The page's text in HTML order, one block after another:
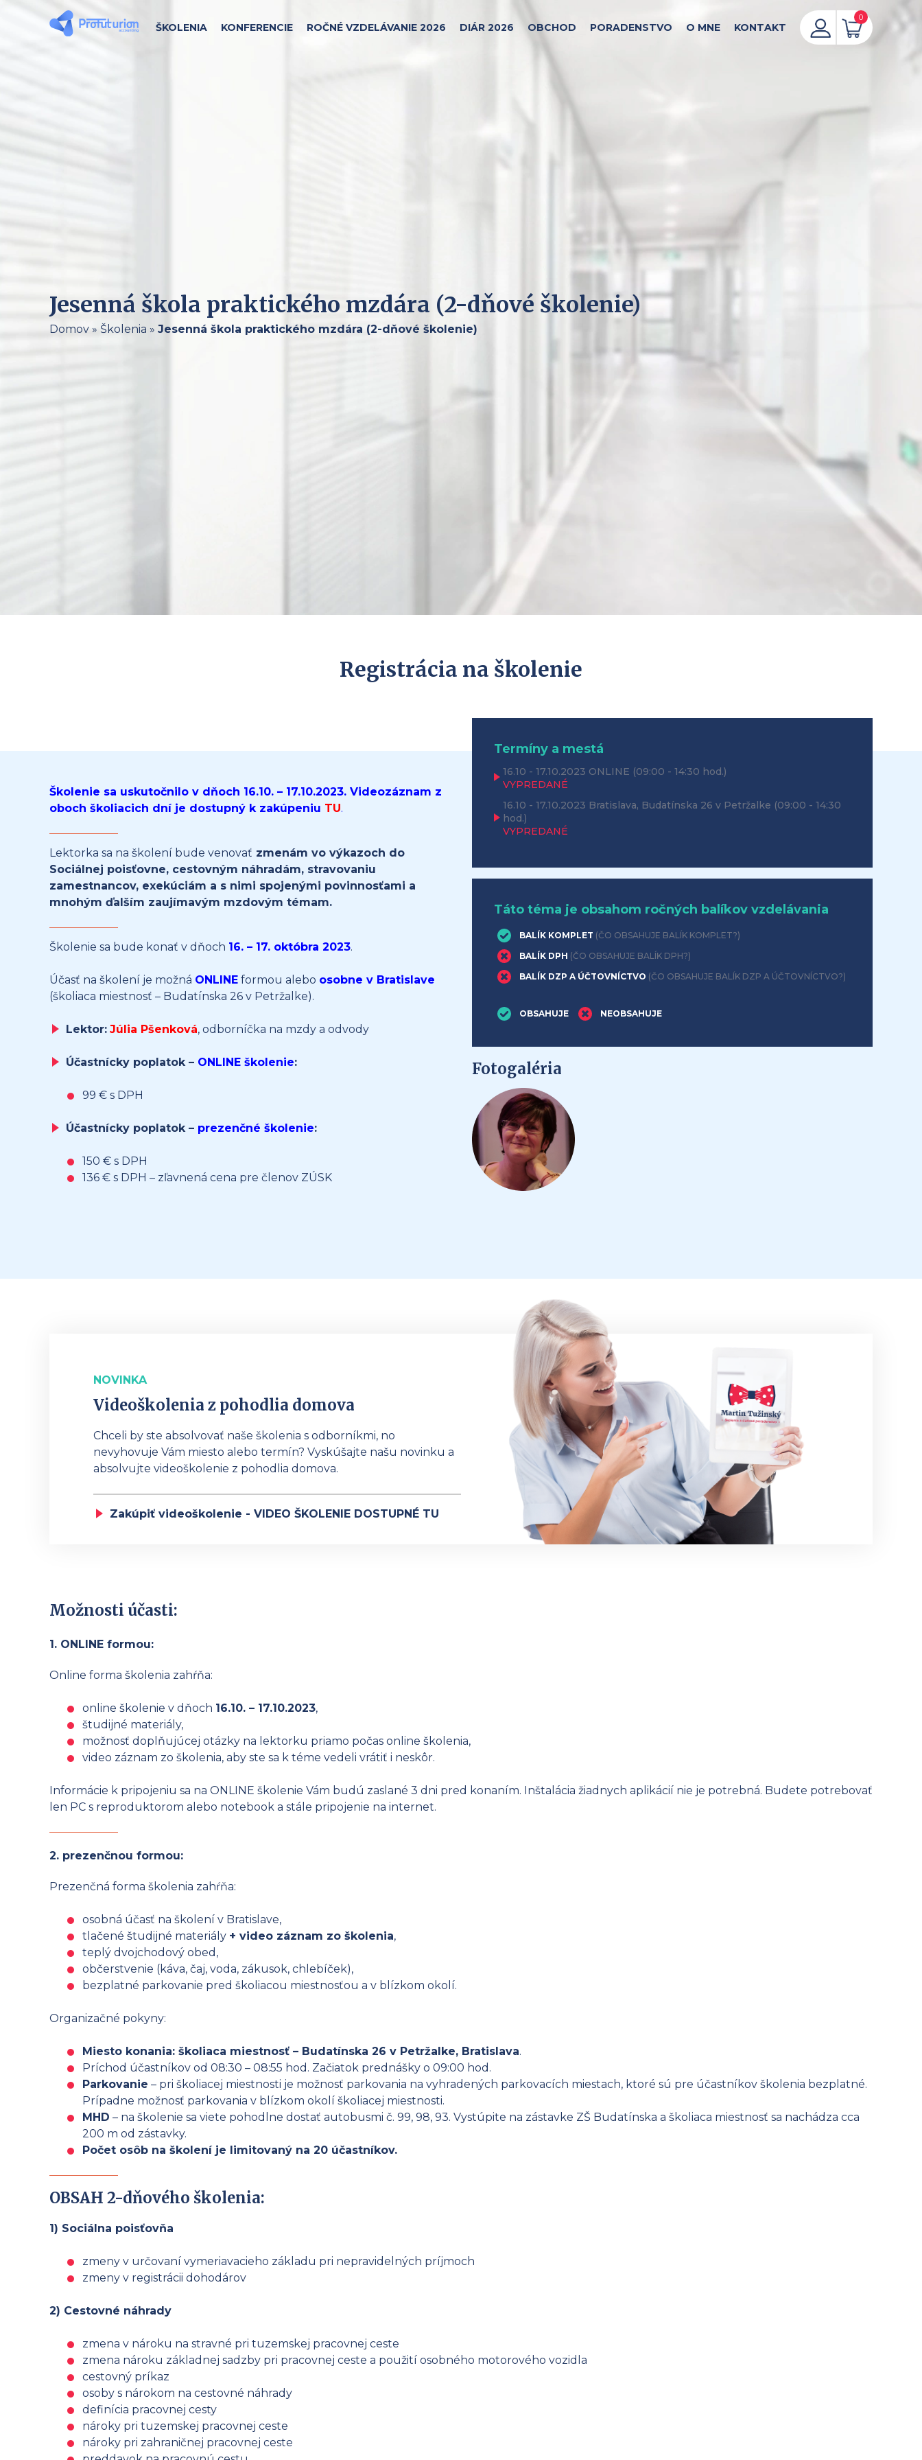
ŠKOLENIA KONFERENCIE ROČNÉ VZDELÁVANIE 2026 DIÁR 2026 OBCHOD PORADENSTVO O MNE KONTAKT
0
Jesenná škola praktického mzdára (2-dňové školenie)
Domov » Školenia » Jesenná škola praktického mzdára (2-dňové školenie)
Registrácia na školenie
Školenie sa uskutočnilo v dňoch 16.10. – 17.10.2023. Videozáznam z
oboch školiacich dní je dostupný k zakúpeniu TU.
Lektorka sa na školení bude venovať zmenám vo výkazoch do
Sociálnej poisťovne, cestovným náhradám, stravovaniu
zamestnancov, exekúciám a s nimi spojenými povinnosťami a
mnohým ďalším zaujímavým mzdovým témam.
Školenie sa bude konať v dňoch 16. – 17. októbra 2023.
Účasť na školení je možná ONLINE formou alebo osobne v Bratislave
(školiaca miestnosť – Budatínska 26 v Petržalke).
Lektor: Júlia Pšenková, odborníčka na mzdy a odvody
Účastnícky poplatok – ONLINE školenie:
99 € s DPH
Účastnícky poplatok – prezenčné školenie:
150 € s DPH
136 € s DPH – zľavnená cena pre členov ZÚSK
Termíny a mestá
16.10 - 17.10.2023 ONLINE (09:00 - 14:30 hod.)
VYPREDANÉ
16.10 - 17.10.2023 Bratislava, Budatínska 26 v Petržalke (09:00 - 14:30
hod.)
VYPREDANÉ
Táto téma je obsahom ročných balíkov vzdelávania
BALÍK KOMPLET (ČO OBSAHUJE BALÍK KOMPLET?)
BALÍK DPH (ČO OBSAHUJE BALÍK DPH?)
BALÍK DZP A ÚČTOVNÍCTVO (ČO OBSAHUJE BALÍK DZP A ÚČTOVNÍCTVO?)
OBSAHUJE NEOBSAHUJE
Fotogaléria
NOVINKA
Videoškolenia z pohodlia domova
Chceli by ste absolvovať naše školenia s odborníkmi, no
nevyhovuje Vám miesto alebo termín? Vyskúšajte našu novinku a
absolvujte videoškolenie z pohodlia domova.
Zakúpiť videoškolenie - VIDEO ŠKOLENIE DOSTUPNÉ TU
Možnosti účasti:
1. ONLINE formou:
Online forma školenia zahŕňa:
online školenie v dňoch 16.10. – 17.10.2023,
študijné materiály,
možnosť doplňujúcej otázky na lektorku priamo počas online školenia,
video záznam zo školenia, aby ste sa k téme vedeli vrátiť i neskôr.
Informácie k pripojeniu sa na ONLINE školenie Vám budú zaslané 3 dni pred konaním. Inštalácia žiadnych aplikácií nie je potrebná. Budete potrebovať
len PC s reproduktorom alebo notebook a stále pripojenie na internet.
2. prezenčnou formou:
Prezenčná forma školenia zahŕňa:
osobná účasť na školení v Bratislave,
tlačené študijné materiály + video záznam zo školenia,
teplý dvojchodový obed,
občerstvenie (káva, čaj, voda, zákusok, chlebíček),
bezplatné parkovanie pred školiacou miestnosťou a v blízkom okolí.
Organizačné pokyny:
Miesto konania: školiaca miestnosť – Budatínska 26 v Petržalke, Bratislava.
Príchod účastníkov od 08:30 – 08:55 hod. Začiatok prednášky o 09:00 hod.
Parkovanie – pri školiacej miestnosti je možnosť parkovania na vyhradených parkovacích miestach, ktoré sú pre účastníkov školenia bezplatné.
Prípadne možnosť parkovania v blízkom okolí školiacej miestnosti.
MHD – na školenie sa viete pohodlne dostať autobusmi č. 99, 98, 93. Vystúpite na zástavke ZŠ Budatínska a školiaca miestnosť sa nachádza cca
200 m od zástavky.
Počet osôb na školení je limitovaný na 20 účastníkov.
OBSAH 2-dňového školenia:
1) Sociálna poisťovňa
zmeny v určovaní vymeriavacieho základu pri nepravidelných príjmoch
zmeny v registrácii dohodárov
2) Cestovné náhrady
zmena v nároku na stravné pri tuzemskej pracovnej ceste
zmena nároku základnej sadzby pri pracovnej ceste a použití osobného motorového vozidla
cestovný príkaz
osoby s nárokom na cestovné náhrady
definícia pracovnej cesty
nároky pri tuzemskej pracovnej ceste
nároky pri zahraničnej pracovnej ceste